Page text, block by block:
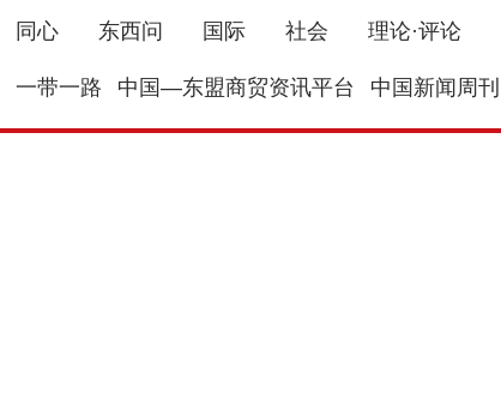
同心 东西问 国际 社会 理论·评论
一带一路 中国—东盟商贸资讯平台 中国新闻周刊